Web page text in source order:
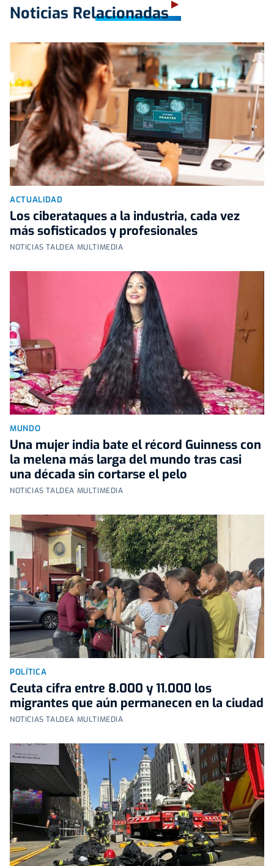
Noticias Relacionadas
ACTUALIDAD
Los ciberataques a la industria, cada vez
más sofisticados y profesionales
NOTICIAS TALDEA MULTIMEDIA
MUNDO
Una mujer india bate el récord Guinness con
la melena más larga del mundo tras casi
una década sin cortarse el pelo
NOTICIAS TALDEA MULTIMEDIA
POLÍTICA
Ceuta cifra entre 8.000 y 11.000 los
migrantes que aún permanecen en la ciudad
NOTICIAS TALDEA MULTIMEDIA